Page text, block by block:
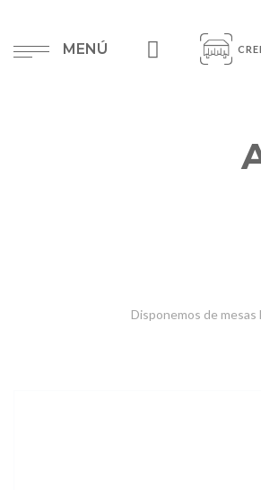
MENÚ
Disponemos de